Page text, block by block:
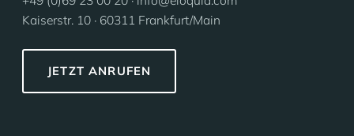
Kaiserstr. 10 · 60311 Frankfurt/Main
JETZT ANRUFEN